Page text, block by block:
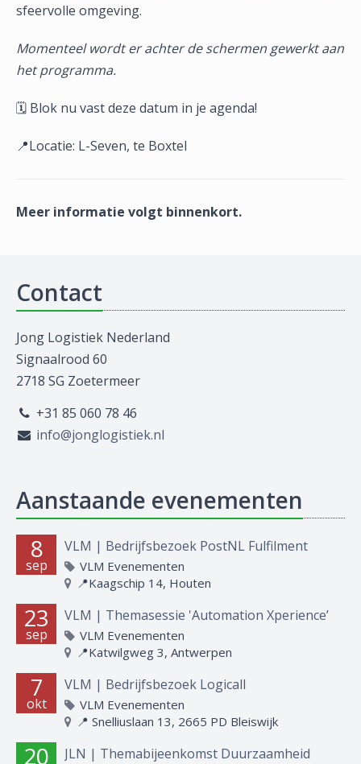
sfeervolle omgeving.
Momenteel wordt er achter de schermen gewerkt aan
het programma.
🗓️ Blok nu vast deze datum in je agenda!
📍Locatie: L-Seven, te Boxtel
Meer informatie volgt binnenkort.
Contact
Jong Logistiek Nederland
Signaalrood 60
2718 SG Zoetermeer
+31 85 060 78 46
info@jonglogistiek.nl
Aanstaande evenementen
8
sep
VLM | Bedrijfsbezoek PostNL Fulfilment
VLM Evenementen
📍Kaagschip 14, Houten
23
sep
VLM | Themasessie 'Automation Xperience’
VLM Evenementen
📍Katwilgweg 3, Antwerpen
7
okt
VLM | Bedrijfsbezoek Logicall
VLM Evenementen
📍 Snelliuslaan 13, 2665 PD Bleiswijk
20 JLN | Themabijeenkomst Duurzaamheid